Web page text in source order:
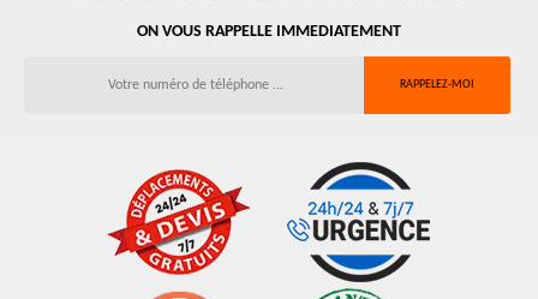
ON VOUS RAPPELLE IMMEDIATEMENT